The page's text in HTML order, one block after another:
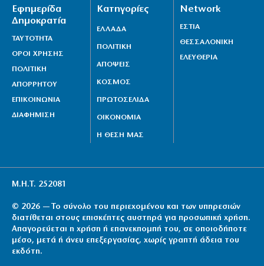
Εφημερίδα
Δημοκρατία
ΤΑΥΤΟΤΗΤΑ
ΟΡΟΙ ΧΡΗΣΗΣ
ΠΟΛΙΤΙΚΗ
ΑΠΟΡΡΗΤΟΥ
ΕΠΙΚΟΙΝΩΝΙΑ
ΔΙΑΦΗΜΙΣΗ
Κατηγορίες
ΕΛΛΑΔΑ
ΠΟΛΙΤΙΚΗ
ΑΠΟΨΕΙΣ
ΚΟΣΜΟΣ
ΠΡΩΤΟΣΕΛΙΔΑ
ΟΙΚΟΝΟΜΙΑ
Η ΘΕΣΗ ΜΑΣ
Network
ΕΣΤΙΑ
ΘΕΣΣΑΛΟΝΙΚΗ
ΕΛΕΥΘΕΡΙΑ
Μ.Η.Τ. 252081
© 2026 — Το σύνολο του περιεχομένου και των υπηρεσιών
διατίθεται στους επισκέπτες αυστηρά για προσωπική χρήση.
Απαγορεύεται η χρήση ή επανεκπομπή του, σε οποιοδήποτε
μέσο, μετά ή άνευ επεξεργασίας, χωρίς γραπτή άδεια του
εκδότη.